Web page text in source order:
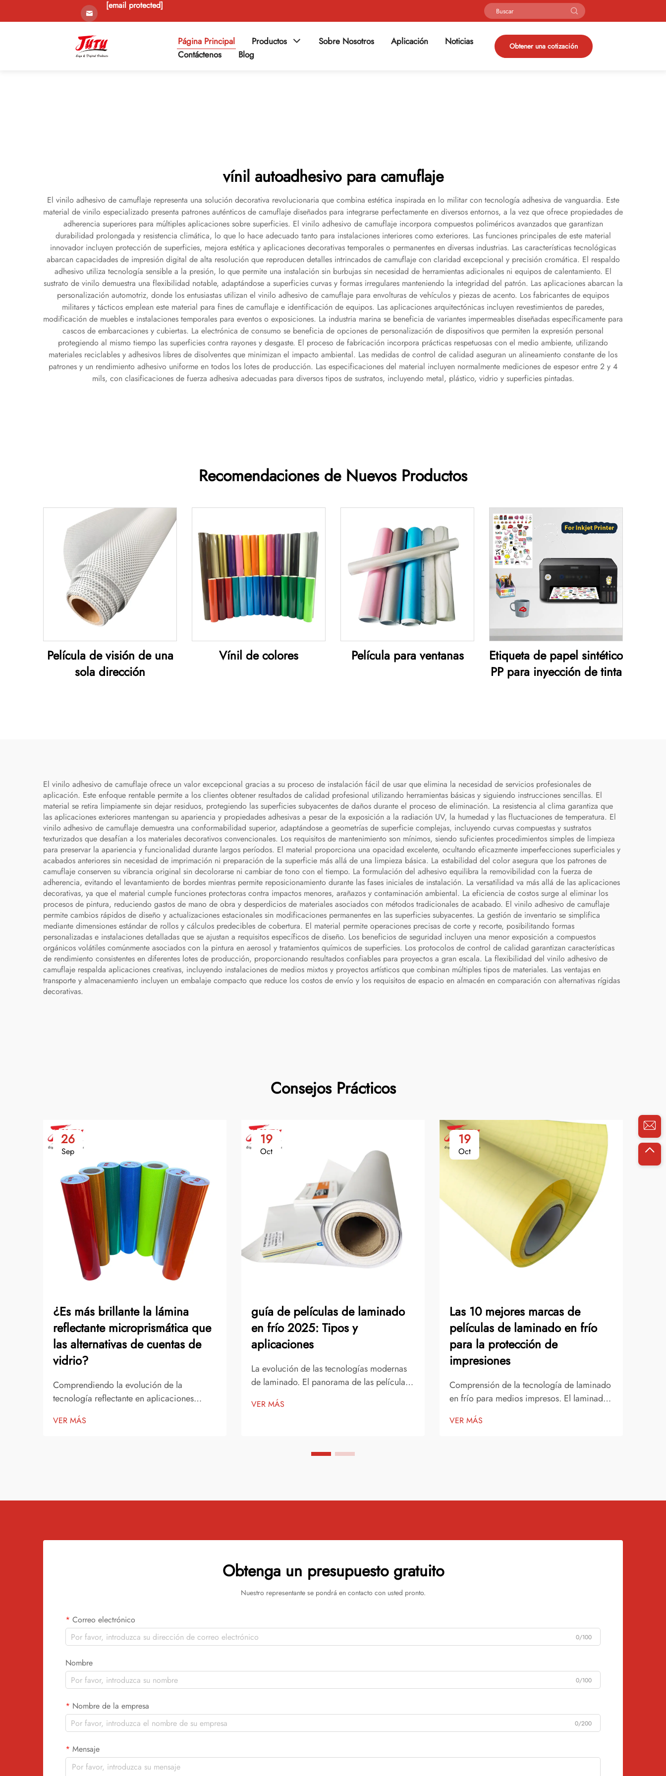
[email protected]
Página Principal Productos Sobre Nosotros Aplicación
Noticias
Contáctenos
Blog
Obtener una cotización
vínil autoadhesivo para camuflaje
El vinilo adhesivo de camuflaje representa una solución decorativa revolucionaria que combina estética inspirada en lo militar con tecnología adhesiva de vanguardia. Este
material de vinilo especializado presenta patrones auténticos de camuflaje diseñados para integrarse perfectamente en diversos entornos, a la vez que ofrece propiedades de
adherencia superiores para múltiples aplicaciones sobre superficies. El vinilo adhesivo de camuflaje incorpora compuestos poliméricos avanzados que garantizan
durabilidad prolongada y resistencia climática, lo que lo hace adecuado tanto para instalaciones interiores como exteriores. Las funciones principales de este material
innovador incluyen protección de superficies, mejora estética y aplicaciones decorativas temporales o permanentes en diversas industrias. Las características tecnológicas
abarcan capacidades de impresión digital de alta resolución que reproducen detalles intrincados de camuflaje con claridad excepcional y precisión cromática. El respaldo
adhesivo utiliza tecnología sensible a la presión, lo que permite una instalación sin burbujas sin necesidad de herramientas adicionales ni equipos de calentamiento. El
sustrato de vinilo demuestra una flexibilidad notable, adaptándose a superficies curvas y formas irregulares manteniendo la integridad del patrón. Las aplicaciones abarcan la
personalización automotriz, donde los entusiastas utilizan el vinilo adhesivo de camuflaje para envolturas de vehículos y piezas de acento. Los fabricantes de equipos
militares y tácticos emplean este material para fines de camuflaje e identificación de equipos. Las aplicaciones arquitectónicas incluyen revestimientos de paredes,
modificación de muebles e instalaciones temporales para eventos o exposiciones. La industria marina se beneficia de variantes impermeables diseñadas específicamente para
cascos de embarcaciones y cubiertas. La electrónica de consumo se beneficia de opciones de personalización de dispositivos que permiten la expresión personal
protegiendo al mismo tiempo las superficies contra rayones y desgaste. El proceso de fabricación incorpora prácticas respetuosas con el medio ambiente, utilizando
materiales reciclables y adhesivos libres de disolventes que minimizan el impacto ambiental. Las medidas de control de calidad aseguran un alineamiento constante de los
patrones y un rendimiento adhesivo uniforme en todos los lotes de producción. Las especificaciones del material incluyen normalmente mediciones de espesor entre 2 y 4
mils, con clasificaciones de fuerza adhesiva adecuadas para diversos tipos de sustratos, incluyendo metal, plástico, vidrio y superficies pintadas.
Recomendaciones de Nuevos Productos
Película de visión de una
sola dirección
Vínil de colores Película para ventanas
Etiqueta de papel sintético
PP para inyección de tinta
El vinilo adhesivo de camuflaje ofrece un valor excepcional gracias a su proceso de instalación fácil de usar que elimina la necesidad de servicios profesionales de
aplicación. Este enfoque rentable permite a los clientes obtener resultados de calidad profesional utilizando herramientas básicas y siguiendo instrucciones sencillas. El
material se retira limpiamente sin dejar residuos, protegiendo las superficies subyacentes de daños durante el proceso de eliminación. La resistencia al clima garantiza que
las aplicaciones exteriores mantengan su apariencia y propiedades adhesivas a pesar de la exposición a la radiación UV, la humedad y las fluctuaciones de temperatura. El
vinilo adhesivo de camuflaje demuestra una conformabilidad superior, adaptándose a geometrías de superficie complejas, incluyendo curvas compuestas y sustratos
texturizados que desafían a los materiales decorativos convencionales. Los requisitos de mantenimiento son mínimos, siendo suficientes procedimientos simples de limpieza
para preservar la apariencia y funcionalidad durante largos períodos. El material proporciona una opacidad excelente, ocultando eficazmente imperfecciones superficiales y
acabados anteriores sin necesidad de imprimación ni preparación de la superficie más allá de una limpieza básica. La estabilidad del color asegura que los patrones de
camuflaje conserven su vibrancia original sin decolorarse ni cambiar de tono con el tiempo. La formulación del adhesivo equilibra la removibilidad con la fuerza de
adherencia, evitando el levantamiento de bordes mientras permite reposicionamiento durante las fases iniciales de instalación. La versatilidad va más allá de las aplicaciones
decorativas, ya que el material cumple funciones protectoras contra impactos menores, arañazos y contaminación ambiental. La eficiencia de costos surge al eliminar los
procesos de pintura, reduciendo gastos de mano de obra y desperdicios de materiales asociados con métodos tradicionales de acabado. El vinilo adhesivo de camuflaje
permite cambios rápidos de diseño y actualizaciones estacionales sin modificaciones permanentes en las superficies subyacentes. La gestión de inventario se simplifica
mediante dimensiones estándar de rollos y cálculos predecibles de cobertura. El material permite operaciones precisas de corte y recorte, posibilitando formas
personalizadas e instalaciones detalladas que se ajustan a requisitos específicos de diseño. Los beneficios de seguridad incluyen una menor exposición a compuestos
orgánicos volátiles comúnmente asociados con la pintura en aerosol y tratamientos químicos de superficies. Los protocolos de control de calidad garantizan características
de rendimiento consistentes en diferentes lotes de producción, proporcionando resultados confiables para proyectos a gran escala. La flexibilidad del vinilo adhesivo de
camuflaje respalda aplicaciones creativas, incluyendo instalaciones de medios mixtos y proyectos artísticos que combinan múltiples tipos de materiales. Las ventajas en
transporte y almacenamiento incluyen un embalaje compacto que reduce los costos de envío y los requisitos de espacio en almacén en comparación con alternativas rígidas
decorativas.
Consejos Prácticos
26
Sep
¿Es más brillante la lámina
reflectante microprismática que
las alternativas de cuentas de
vidrio?
Comprendiendo la evolución de la
tecnología reflectante en aplicaciones
materiales reflectantes ha revolucionado las
VER MÁS
19
Oct
guía de películas de laminado
en frío 2025: Tipos y
aplicaciones
La evolución de las tecnologías modernas
de laminado. El panorama de las películas
drásticamente en los últimos años, con el
comerciales y creativas. A medida que...
VER MÁS
19
Oct
Las 10 mejores marcas de
películas de laminado en frío
para la protección de
impresiones
Comprensión de la tecnología de laminado
en frío para medios impresos. El laminado
protegemos y mejoramos los materiales
VER MÁS
Obtenga un presupuesto gratuito
Nuestro representante se pondrá en contacto con usted pronto.
Correo electrónico
0/100
Nombre
0/100
Nombre de la empresa
0/200
Mensaje